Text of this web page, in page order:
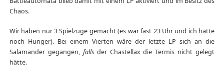
Chaos.
Wir haben nur 3 Spielzüge gemacht (es war fast 23 Uhr und ich hatte
noch Hunger). Bei einem Vierten wäre der letzte LP sich an die
Salamander gegangen, fallsder Chastellax die Termis nicht gelegt
hätte.